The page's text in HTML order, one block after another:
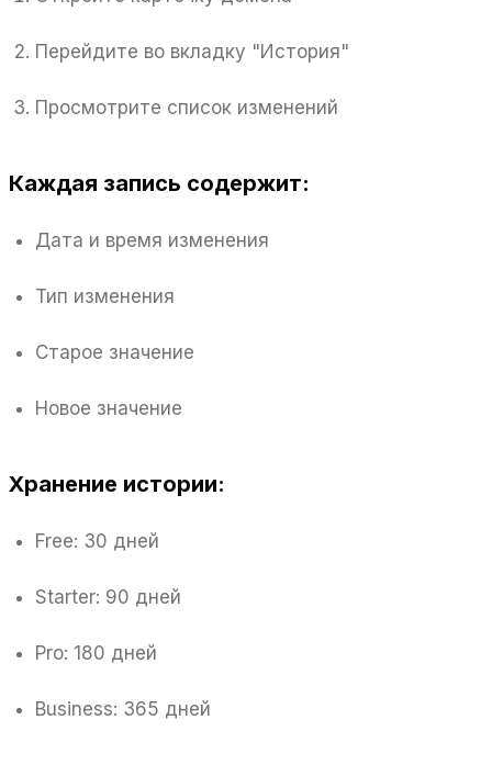
Перейдите во вкладку "История"
Просмотрите список изменений
Каждая запись содержит:
Дата и время изменения
Тип изменения
Старое значение
Новое значение
Хранение истории:
Free: 30 дней
Starter: 90 дней
Pro: 180 дней
Business: 365 дней